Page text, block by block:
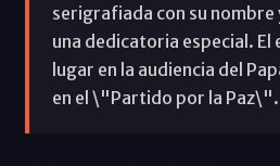
serigrafiada con su nombre
una dedicatoria especial.
lugar en la audiencia del
en el \"Partido por la Paz\".